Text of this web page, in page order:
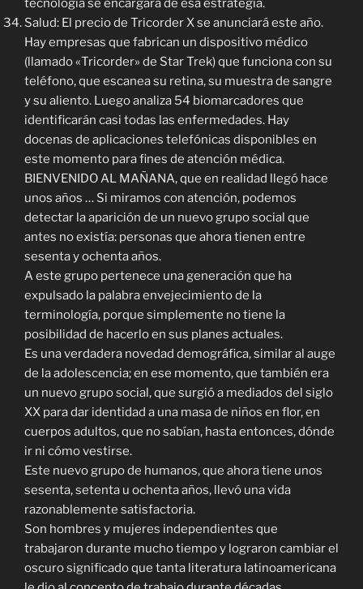
tecnología se encargará de esa estrategia.
Salud: El precio de Tricorder X se anunciará este año.
Hay empresas que fabrican un dispositivo médico
(llamado «Tricorder» de Star Trek) que funciona con su
teléfono, que escanea su retina, su muestra de sangre
y su aliento. Luego analiza 54 biomarcadores que
identificarán casi todas las enfermedades. Hay
docenas de aplicaciones telefónicas disponibles en
este momento para fines de atención médica.
BIENVENIDO AL MAÑANA, que en realidad llegó hace
unos años … Si miramos con atención, podemos
detectar la aparición de un nuevo grupo social que
antes no existía: personas que ahora tienen entre
sesenta y ochenta años.
A este grupo pertenece una generación que ha
expulsado la palabra envejecimiento de la
terminología, porque simplemente no tiene la
posibilidad de hacerlo en sus planes actuales.
Es una verdadera novedad demográfica, similar al auge
de la adolescencia; en ese momento, que también era
un nuevo grupo social, que surgió a mediados del siglo
XX para dar identidad a una masa de niños en flor, en
cuerpos adultos, que no sabían, hasta entonces, dónde
ir ni cómo vestirse.
Este nuevo grupo de humanos, que ahora tiene unos
sesenta, setenta u ochenta años, llevó una vida
razonablemente satisfactoria.
Son hombres y mujeres independientes que
trabajaron durante mucho tiempo y lograron cambiar el
oscuro significado que tanta literatura latinoamericana